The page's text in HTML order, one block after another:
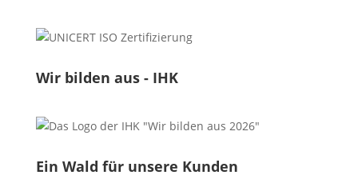
Wir bilden aus - IHK
Ein Wald für unsere Kunden